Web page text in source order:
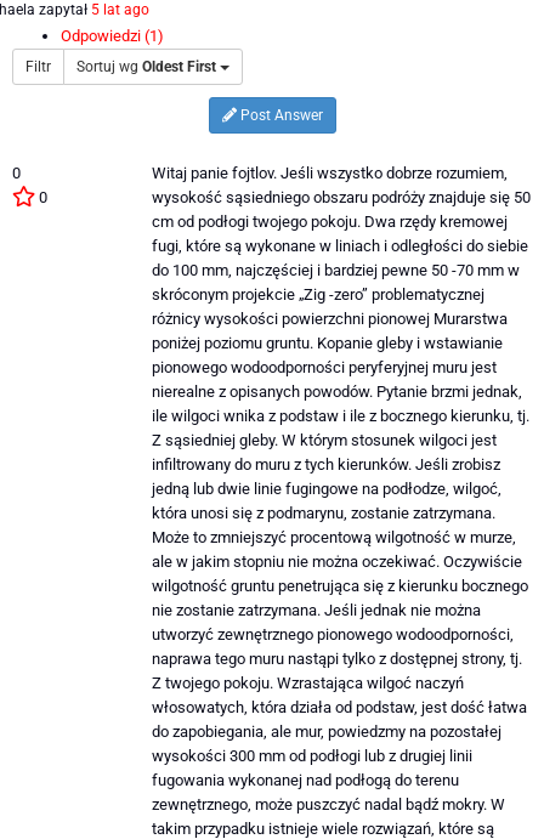
zapytał 5 lat ago
Odpowiedzi (1)
Filtr Sortuj wg Oldest First
Post Answer
0
0
Witaj panie fojtlov. Jeśli wszystko dobrze rozumiem,
wysokość sąsiedniego obszaru podróży znajduje się 50
cm od podłogi twojego pokoju. Dwa rzędy kremowej
fugi, które są wykonane w liniach i odległości do siebie
do 100 mm, najczęściej i bardziej pewne 50 -70 mm w
skróconym projekcie „Zig -zero” problematycznej
różnicy wysokości powierzchni pionowej Murarstwa
poniżej poziomu gruntu. Kopanie gleby i wstawianie
pionowego wodoodporności peryferyjnej muru jest
nierealne z opisanych powodów. Pytanie brzmi jednak,
ile wilgoci wnika z podstaw i ile z bocznego kierunku, tj.
Z sąsiedniej gleby. W którym stosunek wilgoci jest
infiltrowany do muru z tych kierunków. Jeśli zrobisz
jedną lub dwie linie fugingowe na podłodze, wilgoć,
która unosi się z podmarynu, zostanie zatrzymana.
Może to zmniejszyć procentową wilgotność w murze,
ale w jakim stopniu nie można oczekiwać. Oczywiście
wilgotność gruntu penetrująca się z kierunku bocznego
nie zostanie zatrzymana. Jeśli jednak nie można
utworzyć zewnętrznego pionowego wodoodporności,
naprawa tego muru nastąpi tylko z dostępnej strony, tj.
Z twojego pokoju. Wzrastająca wilgoć naczyń
włosowatych, która działa od podstaw, jest dość łatwa
do zapobiegania, ale mur, powiedzmy na pozostałej
wysokości 300 mm od podłogi lub z drugiej linii
fugowania wykonanej nad podłogą do terenu
zewnętrznego, może puszczyć nadal bądź mokry. W
takim przypadku istnieje wiele rozwiązań, które są